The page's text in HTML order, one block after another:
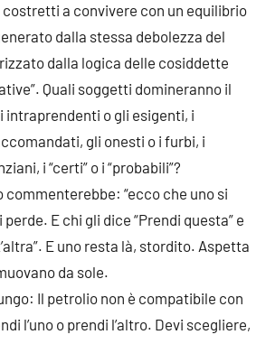
a convivere con un equilibrio
dalla stessa debolezza del
dalla logica delle cosiddette
Quali soggetti domineranno il
intraprendenti o gli esigenti, i
gli onesti o i furbi, i
i “certi” o i “probabili”?
commenterebbe: “ecco che uno si
E chi gli dice “Prendi questa” e
E uno resta là, stordito. Aspetta
da sole.
Il petrolio non è compatibile con
l’uno o prendi l’altro. Devi scegliere,